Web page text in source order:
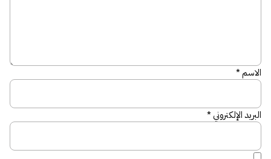
الاسم*
البريد الإلكتروني*